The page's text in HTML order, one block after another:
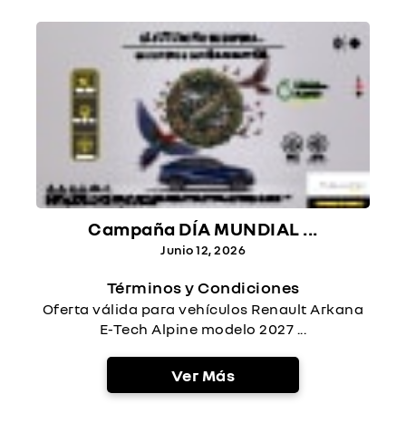
Campaña DÍA MUNDIAL ...
Junio 12, 2026
Términos y Condiciones
Oferta válida para vehículos Renault Arkana
E-Tech Alpine modelo 2027 ...
Ver Más